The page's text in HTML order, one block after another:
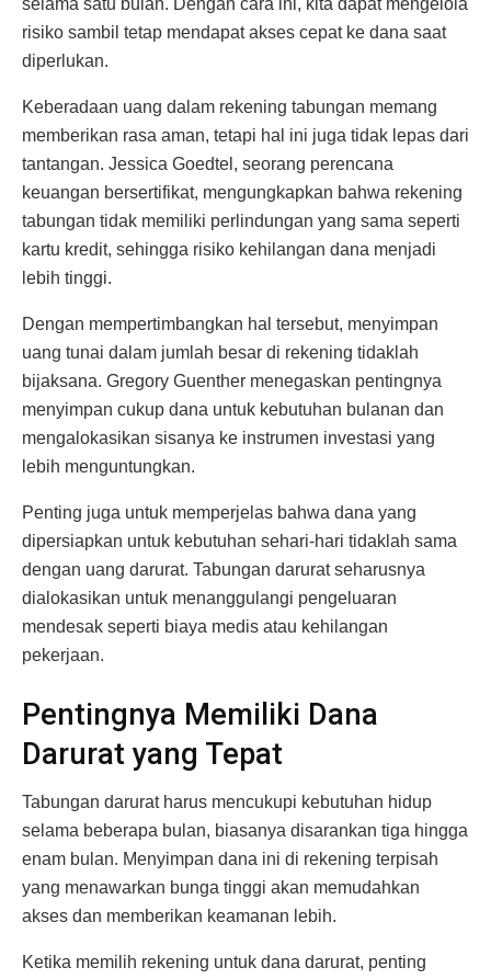
selama satu bulan. Dengan cara ini, kita dapat mengelola
risiko sambil tetap mendapat akses cepat ke dana saat
diperlukan.
Keberadaan uang dalam rekening tabungan memang
memberikan rasa aman, tetapi hal ini juga tidak lepas dari
tantangan. Jessica Goedtel, seorang perencana
keuangan bersertifikat, mengungkapkan bahwa rekening
tabungan tidak memiliki perlindungan yang sama seperti
kartu kredit, sehingga risiko kehilangan dana menjadi
lebih tinggi.
Dengan mempertimbangkan hal tersebut, menyimpan
uang tunai dalam jumlah besar di rekening tidaklah
bijaksana. Gregory Guenther menegaskan pentingnya
menyimpan cukup dana untuk kebutuhan bulanan dan
mengalokasikan sisanya ke instrumen investasi yang
lebih menguntungkan.
Penting juga untuk memperjelas bahwa dana yang
dipersiapkan untuk kebutuhan sehari-hari tidaklah sama
dengan uang darurat. Tabungan darurat seharusnya
dialokasikan untuk menanggulangi pengeluaran
mendesak seperti biaya medis atau kehilangan
pekerjaan.
Pentingnya Memiliki Dana
Darurat yang Tepat
Tabungan darurat harus mencukupi kebutuhan hidup
selama beberapa bulan, biasanya disarankan tiga hingga
enam bulan. Menyimpan dana ini di rekening terpisah
yang menawarkan bunga tinggi akan memudahkan
akses dan memberikan keamanan lebih.
Ketika memilih rekening untuk dana darurat, penting